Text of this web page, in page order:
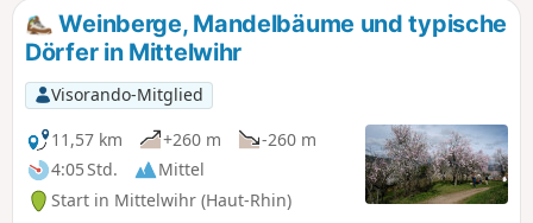
Weinberge, Mandelbäume und typische
Dörfer in Mittelwihr
Visorando-Mitglied
11,57 km
+260 m
-260 m
4:05 Std.
Mittel
Start in Mittelwihr (Haut-Rhin)